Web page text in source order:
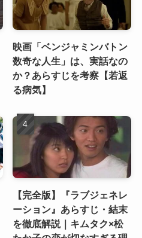
映画「ベンジャミンバトン
数奇な人生」は、実話なの
か？あらすじを考察【若返
る病気】
【完全版】『ラブジェネレ
ーション』あらすじ・結末
を徹底解説｜キムタク×松